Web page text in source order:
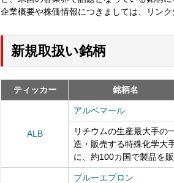
企業概要や株価情報につきましては、リン
新規取扱い銘柄
ティッカー 銘柄名
ALB
アルベマール
リチウムの生産最大手の
造・販売する特殊化学大
に、約100カ国で製品を
ブルーエプロン